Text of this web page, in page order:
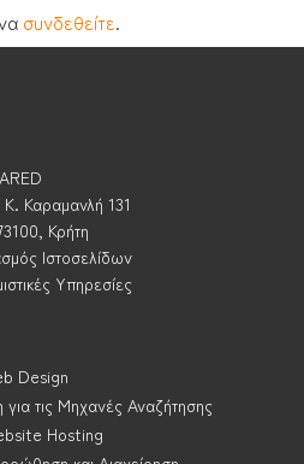
συνδεθείτε.
Καραμανλή 131
Κρήτη
Ιστοσελίδων
Υπηρεσίες
Design
για τις Μηχανές Αναζήτησης
Hosting